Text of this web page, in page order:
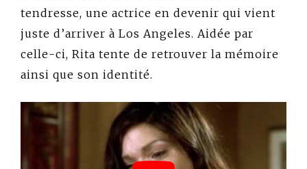
tendresse, une actrice en devenir qui vient
juste d’arriver à Los Angeles. Aidée par
celle-ci, Rita tente de retrouver la mémoire
ainsi que son identité.